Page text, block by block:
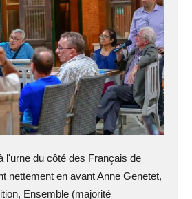
l'urne du côté des Français de
nettement en avant Anne Genetet,
Ensemble (majorité